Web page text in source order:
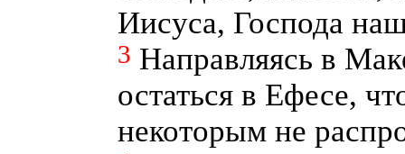
Иисуса, Господа
3 Направляясь в
остаться в Ефесе,
некоторым не